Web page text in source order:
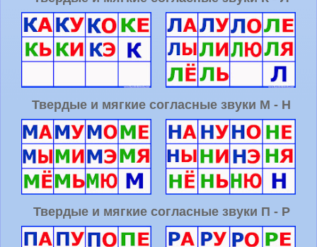
Твердые и мягкие согласные звуки М - Н
Твердые и мягкие согласные звуки П - Р